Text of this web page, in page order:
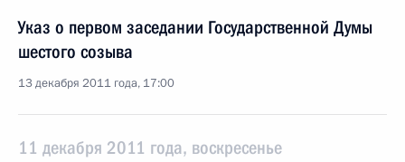
Указ о первом заседании Государственной Думы
шестого созыва
13 декабря 2011 года, 17:00
11 декабря 2011 года, воскресенье